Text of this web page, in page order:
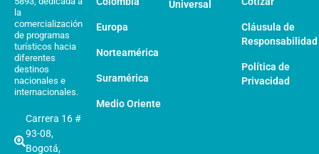
la
comercialización
de programas
turísticos hacia
diferentes
destinos
nacionales e
internacionales.
Carrera 16 #
93-08,
Bogotá,
Europa
Norteamérica
Suramérica
Medio Oriente
Universal
Cláusula de
Responsabilidad
Política de
Privacidad